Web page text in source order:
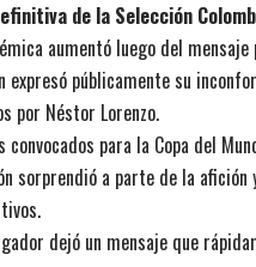
de la Selección
aumentó luego del
públicamente su
por Néstor Lorenzo.
para la Copa del
sorprendió a parte de la afición
dejó un mensaje que